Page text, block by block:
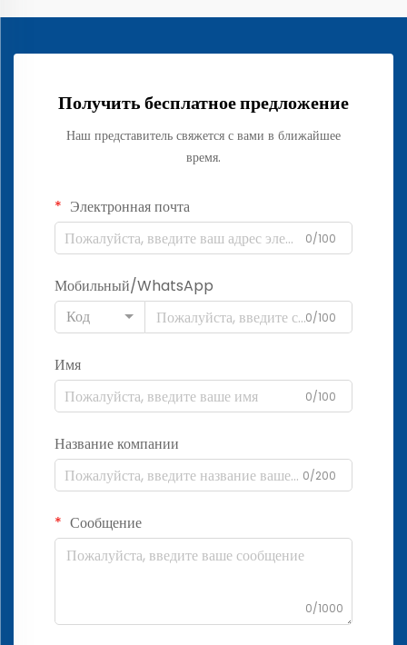
Получить бесплатное предложение
Наш представитель свяжется с вами в ближайшее
время.
Электронная почта
0/100
Мобильный/WhatsApp
Код
0/100
Имя
0/100
Название компании
0/200
Сообщение
0/1000